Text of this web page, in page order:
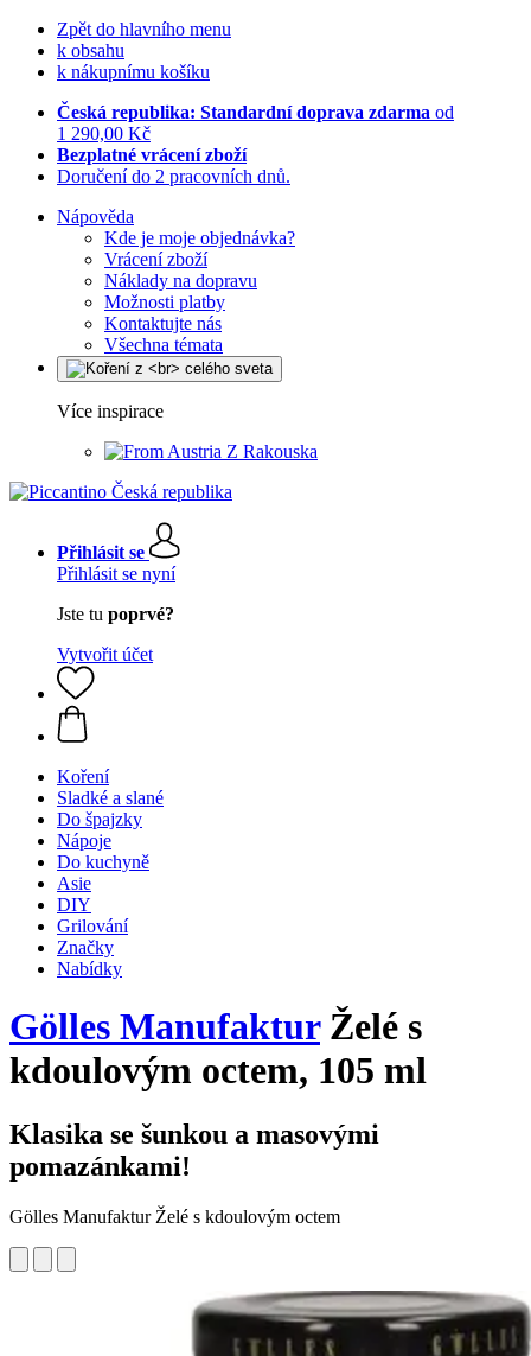
Zpět do hlavního menu
k obsahu
k nákupnímu košíku
Česká republika: Standardní doprava zdarma od
1 290,00 Kč
Bezplatné vrácení zboží
Doručení do 2 pracovních dnů.
Nápověda
Kde je moje objednávka?
Vrácení zboží
Náklady na dopravu
Možnosti platby
Kontaktujte nás
Všechna témata
Více inspirace
Z Rakouska
Přihlásit se
Přihlásit se nyní
Jste tu poprvé?
Vytvořit účet
Koření
Sladké a slané
Do špajzky
Nápoje
Do kuchyně
Asie
DIY
Grilování
Značky
Nabídky
Gölles ManufakturŽelé s
kdoulovým octem, 105 ml
Klasika se šunkou a masovými
pomazánkami!
Gölles Manufaktur Želé s kdoulovým octem